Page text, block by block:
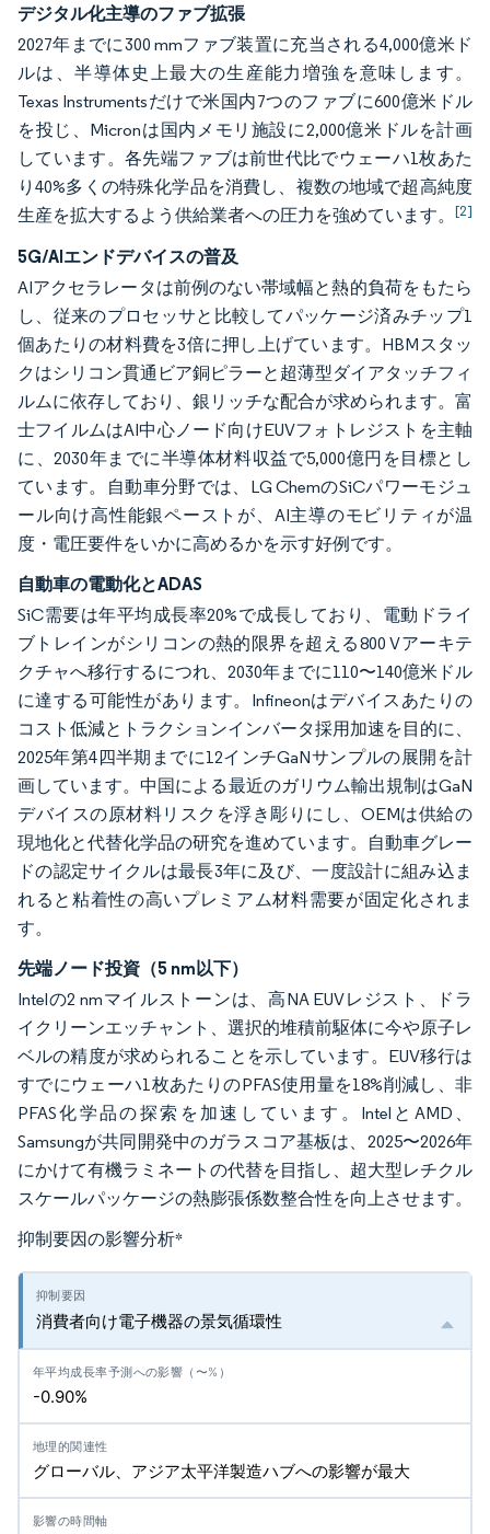
デジタル化主導のファブ拡張
2027年までに300 mmファブ装置に充当される4,000億米ド
ルは、半導体史上最大の生産能力増強を意味します。
Texas Instrumentsだけで米国内7つのファブに600億米ドル
を投じ、Micronは国内メモリ施設に2,000億米ドルを計画
しています。各先端ファブは前世代比でウェーハ1枚あた
り40%多くの特殊化学品を消費し、複数の地域で超高純度
生産を拡大するよう供給業者への圧力を強めています。 [2]
5G/AIエンドデバイスの普及
AIアクセラレータは前例のない帯域幅と熱的負荷をもたら
し、従来のプロセッサと比較してパッケージ済みチップ1
個あたりの材料費を3倍に押し上げています。HBMスタッ
クはシリコン貫通ビア銅ピラーと超薄型ダイアタッチフィ
ルムに依存しており、銀リッチな配合が求められます。富
士フイルムはAI中心ノード向けEUVフォトレジストを主軸
に、2030年までに半導体材料収益で5,000億円を目標とし
ています。自動車分野では、LG ChemのSiCパワーモジュ
ール向け高性能銀ペーストが、AI主導のモビリティが温
度・電圧要件をいかに高めるかを示す好例です。
自動車の電動化とADAS
SiC需要は年平均成長率20%で成長しており、電動ドライ
ブトレインがシリコンの熱的限界を超える800 Vアーキテ
クチャへ移行するにつれ、2030年までに110〜140億米ドル
に達する可能性があります。Infineonはデバイスあたりの
コスト低減とトラクションインバータ採用加速を目的に、
2025年第4四半期までに12インチGaNサンプルの展開を計
画しています。中国による最近のガリウム輸出規制はGaN
デバイスの原材料リスクを浮き彫りにし、OEMは供給の
現地化と代替化学品の研究を進めています。自動車グレー
ドの認定サイクルは最長3年に及び、一度設計に組み込ま
れると粘着性の高いプレミアム材料需要が固定化されま
す。
先端ノード投資（5 nm以下）
Intelの2 nmマイルストーンは、高NA EUVレジスト、ドラ
イクリーンエッチャント、選択的堆積前駆体に今や原子レ
ベルの精度が求められることを示しています。EUV移行は
すでにウェーハ1枚あたりのPFAS使用量を18%削減し、非
PFAS化学品の探索を加速しています。IntelとAMD、
Samsungが共同開発中のガラスコア基板は、2025〜2026年
にかけて有機ラミネートの代替を目指し、超大型レチクル
スケールパッケージの熱膨張係数整合性を向上させます。
抑制要因の影響分析*
消費者向け電子機器の景気循環性
-0.90%
グローバル、アジア太平洋製造ハブへの影響が最大